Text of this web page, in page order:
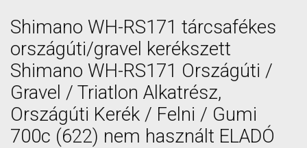
Shimano WH-RS171 tárcsafékes
országúti/gravel kerékszett
Shimano WH-RS171 Országúti /
Gravel / Triatlon Alkatrész,
Országúti Kerék / Felni / Gumi
700c (622) nem használt ELADÓ